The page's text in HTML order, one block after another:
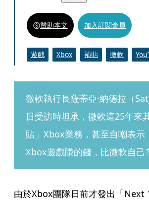
贊助本文 加入訂閱會員
遊戲 Xbox 補貼 微軟
微軟執行長薩蒂亞·納德拉（
日受訪時坦承，微軟這25年來
貼」Xbox業務，甚至自嘲表示
Xbox遊戲賺的錢，比微軟自己
由於Xbox團隊日前才發出「Next